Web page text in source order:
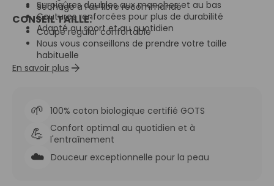
Surpiqûres doubles aux manches et au bas
Coutures renforcées pour plus de durabilité
Adapté au sport et au quotidien
Séchage à l’air libre recommandé
CONSEIL TAILLE:
Coupe regular confortable
Nous vous conseillons de prendre votre taille
habituelle
Notre mannequin Vincent mesure 1m84 pour 78kg
En savoir plus arrow_forward
🌱 100% coton biologique certifié GOTS
💪
Confort optimal au quotidien et à
l'entraînement
☁️ Douceur exceptionnelle pour la peau